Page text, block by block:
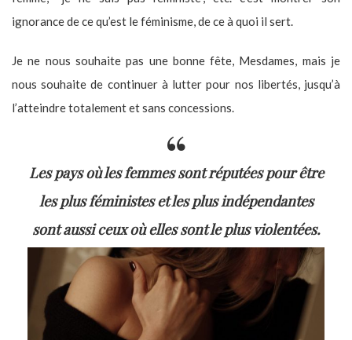
ignorance de ce qu’est le féminisme, de ce à quoi il sert.
Je ne nous souhaite pas une bonne fête, Mesdames, mais je
nous souhaite de continuer à lutter pour nos libertés, jusqu’à
l’atteindre totalement et sans concessions.
Les pays où les femmes sont réputées pour être
les plus féministes et les plus indépendantes
sont aussi ceux où elles sont le plus violentées.